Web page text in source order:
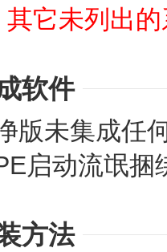
其它未列出
软件
未集成任何
启动流氓捆
方法